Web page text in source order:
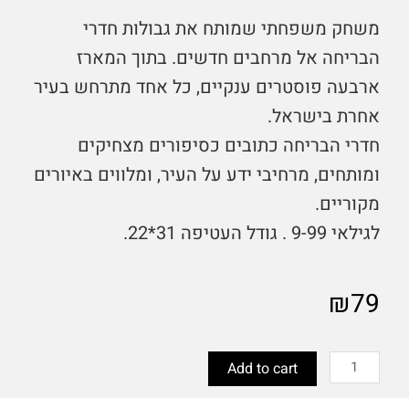
משחק משפחתי שמותח את גבולות חדרי
הבריחה אל מרחבים חדשים. בתוך המארז
ארבעה פוסטרים ענקיים, כל אחד מתרחש בעיר
אחרת בישראל.
חדרי הבריחה כתובים כסיפורים מצחיקים
ומותחים, מרחיבי ידע על העיר, ומלווים באיורים
מקוריים.
לגילאי 9-99 . גודל העטיפה 31*22.
₪79
מהודר
של
Add to cart